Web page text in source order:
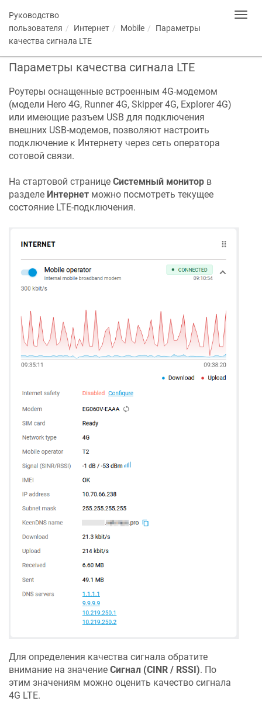
Руководство
пользователя
Интернет Mobile
Параметры
качества сигнала LTE
Параметры качества сигнала LTE
Роутеры оснащенные встроенным 4G-модемом
(модели Hero 4G, Runner 4G, Skipper 4G, Explorer 4G)
или имеющие разъем USB для подключения
внешних USB-модемов, позволяют настроить
подключение к Интернету через сеть оператора
сотовой связи.
На стартовой странице Системный монитор в
разделе Интернет можно посмотреть текущее
состояние LTE-подключения.
Для определения качества сигнала обратите
внимание на значение Сигнал (CINR / RSSI). По
этим значениям можно оценить качество сигнала
4G LTE.